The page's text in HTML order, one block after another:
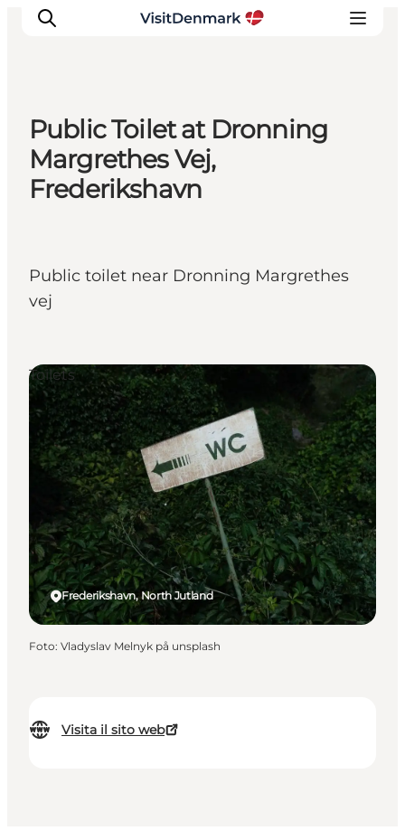
Ispirazioni
Dove andare
Cosa fare
Public Toilet at Dronning
Margrethes Vej,
Frederikshavn
Public toilet near Dronning Margrethes
vej
Visita il sito web
Frederikshavn, North Jutland
Toilets
Foto: Vladyslav Melnyk på unsplash